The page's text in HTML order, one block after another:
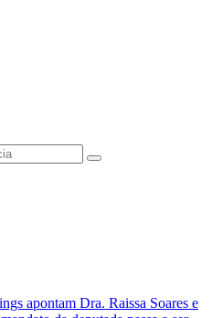
apontam Dra. Raissa Soares e